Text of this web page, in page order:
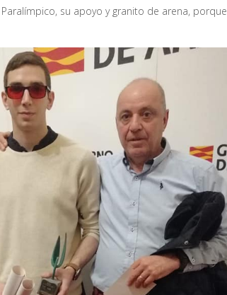
su apoyo y granito de arena, porque